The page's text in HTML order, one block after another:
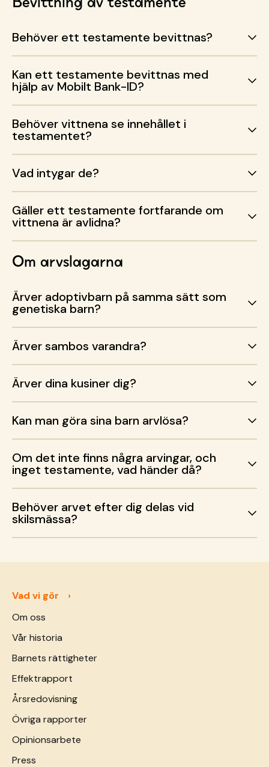
Behöver ett testamente bevittnas?
Kan ett testamente bevittnas med
hjälp av Mobilt Bank-ID?
Behöver vittnena se innehållet i
testamentet?
Vad intygar de?
Gäller ett testamente fortfarande om
vittnena är avlidna?
Om arvslagarna
Ärver adoptivbarn på samma sätt som
genetiska barn?
Ärver sambos varandra?
Ärver dina kusiner dig?
Kan man göra sina barn arvlösa?
Om det inte finns några arvingar, och
inget testamente, vad händer då?
Behöver arvet efter dig delas vid
skilsmässa?
Vad vi gör
Om oss
Vår historia
Barnets rättigheter
Effektrapport
Årsredovisning
Övriga rapporter
Opinionsarbete
Press